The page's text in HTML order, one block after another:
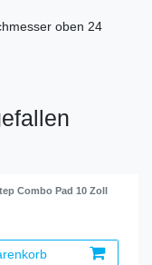
oben 24
Combo Pad 10 Zoll